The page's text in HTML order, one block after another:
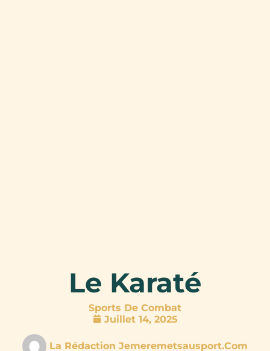
Le Karaté
Sports De Combat
Juillet 14, 2025
La Rédaction Jemeremetsausport.com